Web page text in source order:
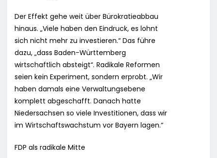
Der Effekt gehe weit über Bürokratieabbau
hinaus. „Viele haben den Eindruck, es lohnt
sich nicht mehr zu investieren.“ Das führe
dazu, „dass Baden-Württemberg
wirtschaftlich absteigt“. Radikale Reformen
seien kein Experiment, sondern erprobt. „Wir
haben damals eine Verwaltungsebene
komplett abgeschafft. Danach hatte
Niedersachsen so viele Investitionen, dass wir
im Wirtschaftswachstum vor Bayern lagen.“
FDP als radikale Mitte